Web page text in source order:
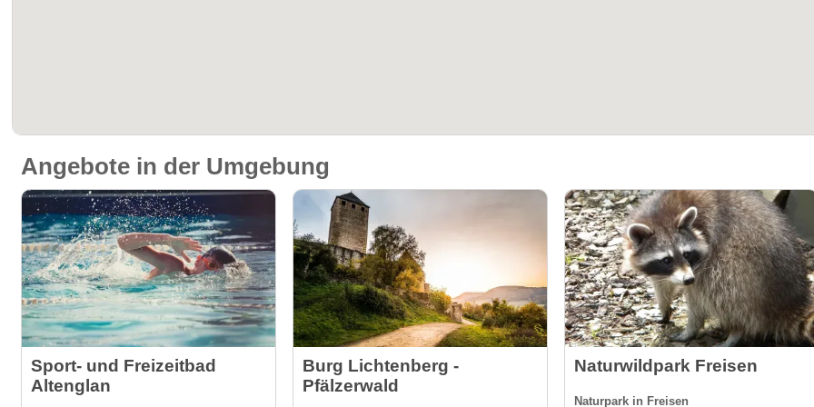
Angebote in der Umgebung
Sport- und Freizeitbad
Altenglan
Burg Lichtenberg -
Pfälzerwald
Naturwildpark Freisen
Naturpark in Freisen